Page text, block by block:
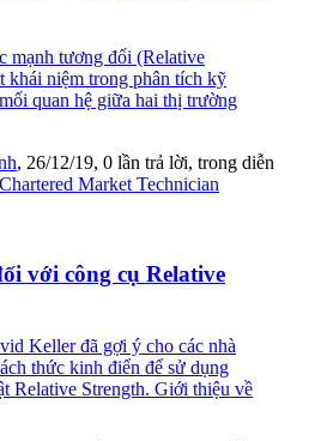
mạnh tương đối (Relative
khái niệm trong phân tích kỹ
quan hệ giữa hai thị trường
, 26/12/19, 0 lần trả lời, trong diễn
Market Technician
với công cụ Relative
Keller đã gợi ý cho các nhà
thức kinh điển để sử dụng
Relative Strength. Giới thiệu về